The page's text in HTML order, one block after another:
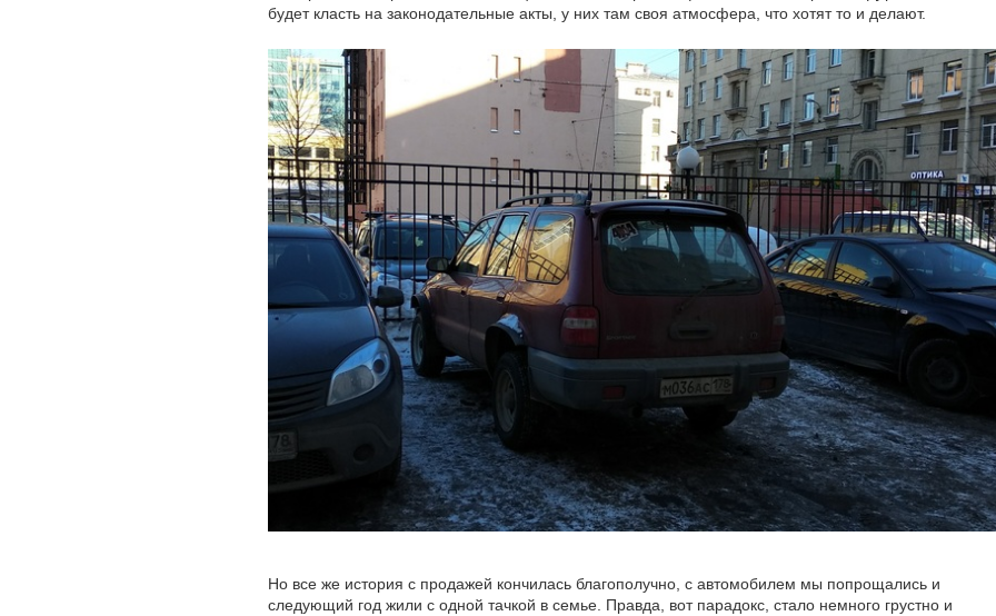
будет класть на законодательные акты, у них там своя атмосфера, что хотят то и делают.
Но все же история с продажей кончилась благополучно, с автомобилем мы попрощались и
следующий год жили с одной тачкой в семье. Правда, вот парадокс, стало немного грустно и